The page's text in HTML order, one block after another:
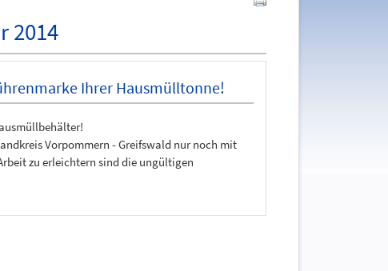
2014
Ihrer Hausmülltonne!
Vorpommern - Greifswald nur noch mit
zu erleichtern sind die ungültigen